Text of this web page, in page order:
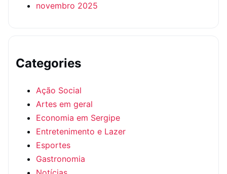
novembro 2025
Categories
Ação Social
Artes em geral
Economia em Sergipe
Entretenimento e Lazer
Esportes
Gastronomia